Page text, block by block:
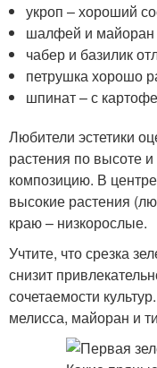
укроп – хороший
шалфей и майоран
чабер и базилик
петрушка хорошо
шпинат – с
Любители эстетики
растения по высоте
композицию. В
высокие растения
краю – низкорослые.
Учтите, что срезка
снизит
сочетаемости
мелисса, майоран и